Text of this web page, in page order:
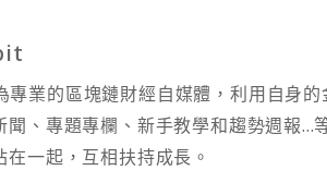
業的區塊鏈財經自媒體，利用自身
聞、專題專欄、新手教學和趨勢週報...
一起，互相扶持成長。